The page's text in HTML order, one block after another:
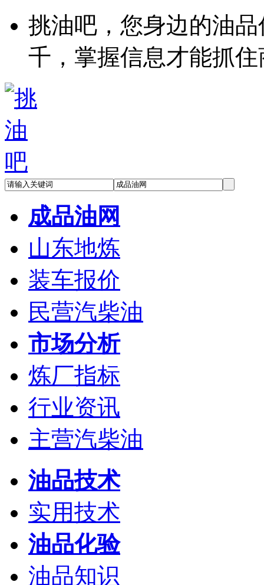
挑油吧，您身边的油
千，掌握信息才能抓
成品油网
山东地炼
装车报价
民营汽柴油
市场分析
炼厂指标
行业资讯
主营汽柴油
油品技术
实用技术
油品化验
油品知识